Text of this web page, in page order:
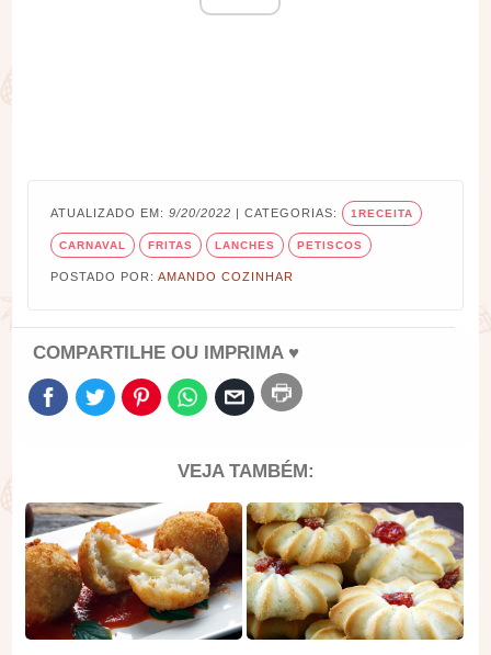
ATUALIZADO EM:9/20/2022 | CATEGORIAS: 1RECEITA
CARNAVAL FRITAS LANCHES PETISCOS
POSTADO POR:AMANDO COZINHAR
COMPARTILHE OU IMPRIMA ♥
VEJA TAMBÉM: